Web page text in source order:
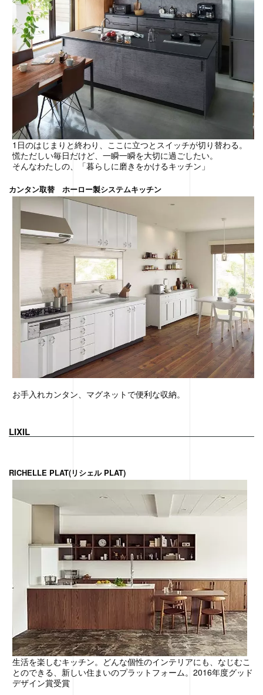
1日のはじまりと終わり、ここに立つとスイッチが切り替わる。
慌ただしい毎日だけど、一瞬一瞬を大切に過ごしたい。
そんなわたしの、「暮らしに磨きをかけるキッチン」
カンタン取替 ホーロー製システムキッチン
お手入れカンタン、マグネットで便利な収納。
LIXIL
RICHELLE PLAT(リシェル PLAT)
生活を楽しむキッチン。どんな個性のインテリアにも、なじむこ
とのできる、新しい住まいのプラットフォーム。2016年度グッド
デザイン賞受賞